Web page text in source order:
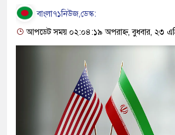
বাংলা৭১নিউজ,ডেস্ক:
আপডেট সময় ০২:০৪:১৯ অপরাহ্ন, বুধবার, ২৩